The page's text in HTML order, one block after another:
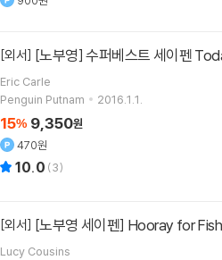
[외서] [노부영] 수퍼베스트 세이펜
Eric Carle
Penguin Putnam
2016.1.1.
15% 9,350원
470원
10.0 (3)
[외서] [노부영 세이펜] Hooray for
Lucy Cousins